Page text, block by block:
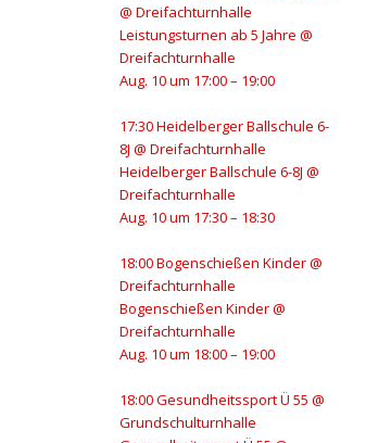
@ Dreifachturnhalle
Leistungsturnen ab 5 Jahre @
Dreifachturnhalle
Aug. 10 um 17:00 – 19:00
17:30Heidelberger Ballschule 6-
8J@ Dreifachturnhalle
Heidelberger Ballschule 6-8J @
Dreifachturnhalle
Aug. 10 um 17:30 – 18:30
18:00Bogenschießen Kinder@
Dreifachturnhalle
Bogenschießen Kinder@
Dreifachturnhalle
Aug. 10 um 18:00 – 19:00
18:00Gesundheitssport Ü 55@
Grundschulturnhalle